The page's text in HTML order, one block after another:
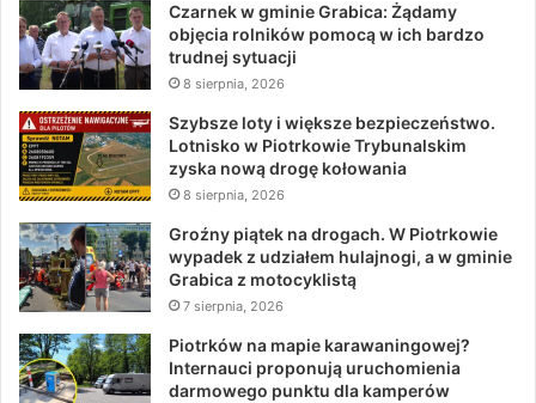
Czarnek w gminie Grabica: Żądamy
objęcia rolników pomocą w ich bardzo
trudnej sytuacji
8 sierpnia, 2026
Szybsze loty i większe bezpieczeństwo.
Lotnisko w Piotrkowie Trybunalskim
zyska nową drogę kołowania
8 sierpnia, 2026
Groźny piątek na drogach. W Piotrkowie
wypadek z udziałem hulajnogi, a w gminie
Grabica z motocyklistą
7 sierpnia, 2026
Piotrków na mapie karawaningowej?
Internauci proponują uruchomienia
darmowego punktu dla kamperów